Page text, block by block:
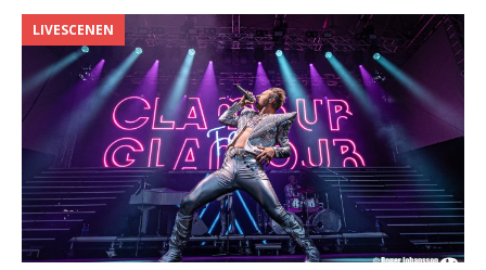
LIVESCENEN